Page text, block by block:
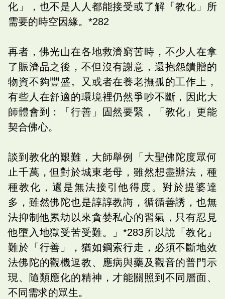
化」，也不是人人都能接受或了解「教化」所
需要的時空因緣。*282
再者，佛光山在各地救濟窮苦時，不少人在拿
了賑濟品之後，不但沒有謝意，還抱怨饋贈的
物資不夠豐盛。又或者在養老撫孤的工作上，
有些人在舒適的環境裡仍然爭吵不斷，因此大
師體會到：「行善」固然要緊，「教化」更能
契合佛心。
談到教化的艱難，大師舉例「大聖佛陀度眾何
止千萬，但對於城東老母，雖然想盡辦法，種
種教化，還是無法接引他得度。對於提婆達
多，雖然佛陀也是諄諄教誨，循循善誘，也無
法抑制他累劫以來貪婪私心的習氣，只有忍見
他墮入地獄受苦受難。」*283所以說「教化」
難於「行善」，猶如鋼索行走，必須不斷地效
法佛陀的觀機逗教、應病與藥及觀音的普門示
現、隨類應化的精神，才能關照到不同層面、
不同需求的眾生。